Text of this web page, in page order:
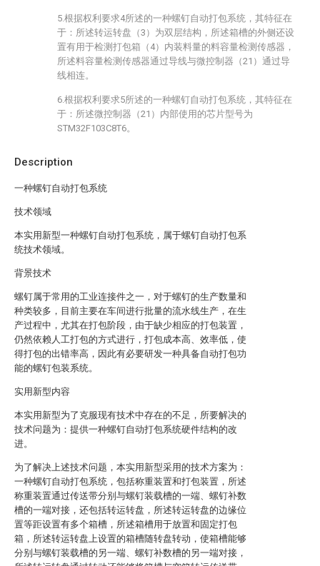
Description
一种螺钉自动打包系统
技术领域
本实用新型一种螺钉自动打包系统，属于螺钉自动打包系
统技术领域。
背景技术
螺钉属于常用的工业连接件之一，对于螺钉的生产数量和
种类较多，目前主要在车间进行批量的流水线生产，在生
产过程中，尤其在打包阶段，由于缺少相应的打包装置，
仍然依赖人工打包的方式进行，打包成本高、效率低，使
得打包的出错率高，因此有必要研发一种具备自动打包功
能的螺钉包装系统。
实用新型内容
本实用新型为了克服现有技术中存在的不足，所要解决的
技术问题为：提供一种螺钉自动打包系统硬件结构的改
进。
为了解决上述技术问题，本实用新型采用的技术方案为：
一种螺钉自动打包系统，包括称重装置和打包装置，所述
称重装置通过传送带分别与螺钉装载槽的一端、螺钉补数
槽的一端对接，还包括转运转盘，所述转运转盘的边缘位
置等距设置有多个箱槽，所述箱槽用于放置和固定打包
箱，所述转运转盘上设置的箱槽随转盘转动，使箱槽能够
分别与螺钉装载槽的另一端、螺钉补数槽的另一端对接，
5.根据权利要求4所述的一种螺钉自动打包系统，其特征在
于：所述转运转盘（3）为双层结构，所述箱槽的外侧还设
置有用于检测打包箱（4）内装料量的料容量检测传感器，
所述料容量检测传感器通过导线与微控制器（21）通过导
线相连。
6.根据权利要求5所述的一种螺钉自动打包系统，其特征在
于：所述微控制器（21）内部使用的芯片型号为
STM32F103C8T6。